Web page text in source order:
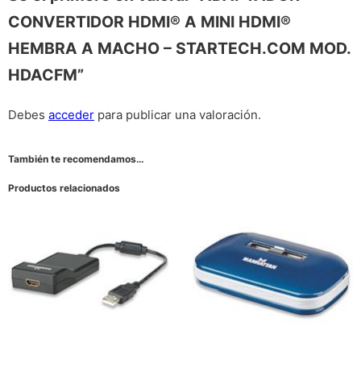
CONVERTIDOR HDMI® A MINI HDMI® 
HEMBRA A MACHO – STARTECH.COM MOD.
HDACFM”
Debes acceder para publicar una valoración.
También te recomendamos…
Productos relacionados